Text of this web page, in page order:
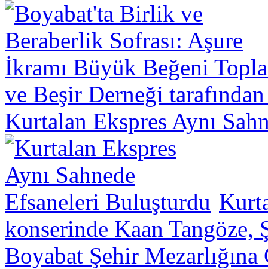
ve Beşir Derneği
Kurtalan Ekspres Aynı
konserinde Kaan Tangöze,
Boyabat Şehir Mezarlığına